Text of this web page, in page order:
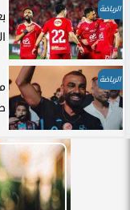
الرياضة
الرياضة